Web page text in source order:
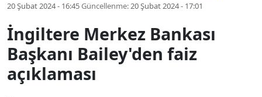
20 Şubat 2024 - 16:45Güncellenme:20 Şubat 2024 - 17:01
İngiltere Merkez Bankası
Başkanı Bailey'den faiz
açıklaması